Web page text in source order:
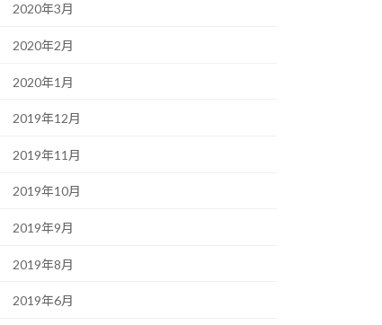
2020年3月
2020年2月
2020年1月
2019年12月
2019年11月
2019年10月
2019年9月
2019年8月
2019年6月